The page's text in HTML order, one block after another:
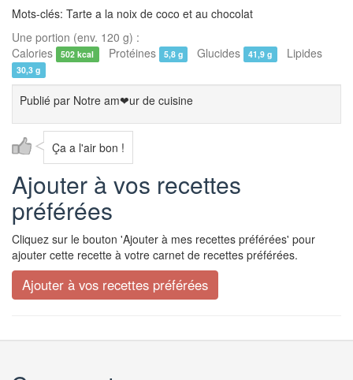
Mots-clés: Tarte a la noix de coco et au chocolat
Une portion (env. 120 g) :
Calories
502 kcal Protéines 5,8 g Glucides 41,9 g Lipides
30,3 g
Publié par Notre am❤ur de cuisine
Ça a l'air bon !
Ajouter à vos recettes
préférées
Cliquez sur le bouton 'Ajouter à mes recettes préférées' pour
ajouter cette recette à votre carnet de recettes préférées.